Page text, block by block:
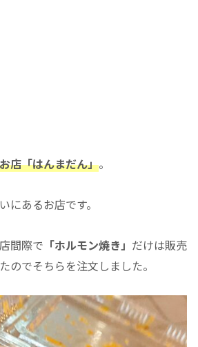
店「はんまだん」。
にあるお店です。
間際で 「ホルモン焼き」 だけは販売
のでそちらを注文しました。